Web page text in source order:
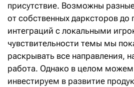
присутствие. Возможны
от собственных дарксторов до
интеграций с локальными
чувствительности темы мы
раскрывать все направления,
работа. Однако в целом можем
инвестируем в развитие